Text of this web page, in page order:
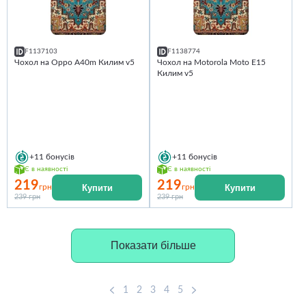
F1137103
Чохол на Oppo A40m Килим v5
+11 бонусів
Є в наявності
219грн
239 грн
Купити
F1138774
Чохол на Motorola Moto E15
Килим v5
+11 бонусів
Є в наявності
219грн
239 грн
Купити
Показати більше
1 2 3 4 5